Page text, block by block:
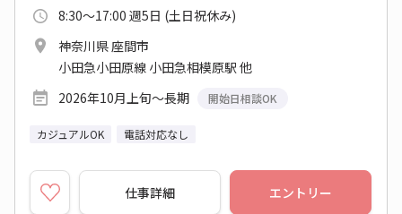
8:30～17:00 週5日 (土日祝休み)
神奈川県 座間市
小田急小田原線 小田急相模原駅 他
2026年10月上旬～長期
開始日相談OK
カジュアルOK 電話対応なし
仕事詳細 エントリー